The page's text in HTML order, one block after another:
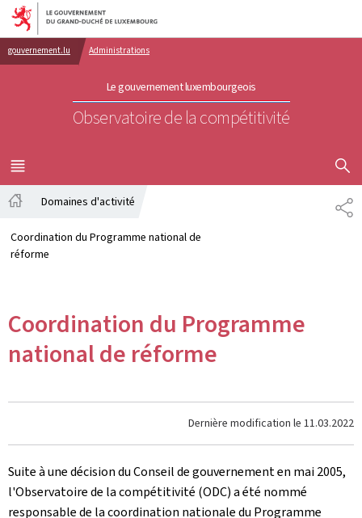
Aller au menu principal
Aller au contenu
gouvernement.lu Administrations
Le gouvernement luxembourgeois
Observatoire de la compétitivité
MENU
PRINCIPAL
Domaines d'activité
Coordination du Programme national de
réforme
Coordination du Programme
national de réforme
Dernière modification le 11.03.2022
Suite à une décision du Conseil de gouvernement en mai 2005,
l'Observatoire de la compétitivité (ODC) a été nommé
responsable de la coordination nationale du Programme